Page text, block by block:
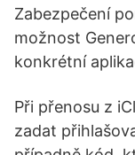
Zabezpečení
možnost
konkrétní
Při přenosu z
zadat